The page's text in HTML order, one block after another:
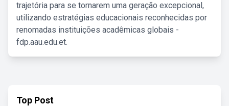
trajetória para se tornarem uma geração excepcional,
utilizando estratégias educacionais reconhecidas por
renomadas instituições acadêmicas globais -
fdp.aau.edu.et.
Top Post